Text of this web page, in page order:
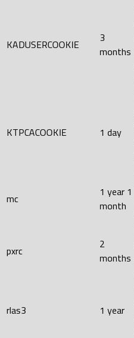
KADUSERCOOKIE
3
months
KTPCACOOKIE 1 day
mc
1 year 1
month
pxrc
2
months
rlas3 1 year